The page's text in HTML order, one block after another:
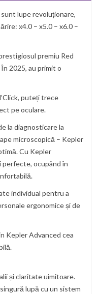
lupe revoluționare,
x4.0 – x5.0 – x6.0 –
premiu Red
2025, au primit o
puteți trece
pe oculare.
la diagnosticare la
microscopică – Kepler
Cu Kepler
ocupând în
individual pentru a
ergonomice și de
Kepler Advanced cea
și claritate uimitoare.
lupă cu un sistem